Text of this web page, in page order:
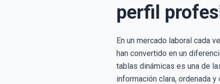
perfil
En un mercado laboral cada
han convertido en un
tablas dinámicas es una de
información clara, ordenada